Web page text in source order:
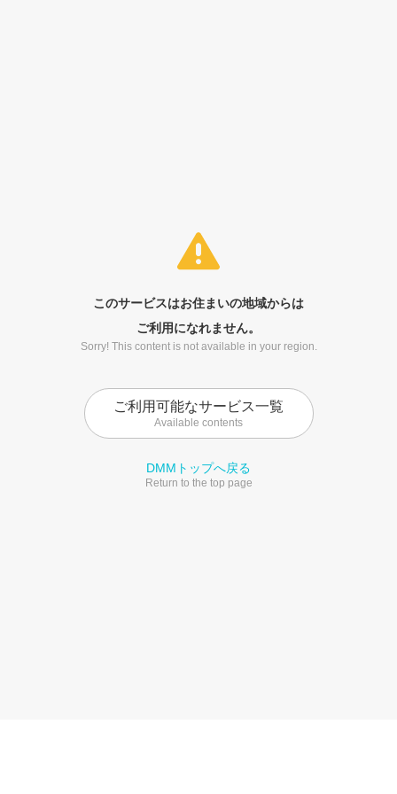
このサービスはお住まいの地域からは
ご利用になれません。
Sorry! This content is not available in your region.
ご利用可能なサービス一覧
Available contents
DMMトップへ戻る
Return to the top page